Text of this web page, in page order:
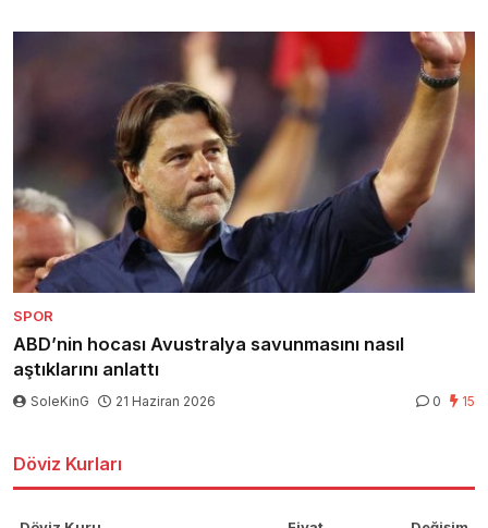
SPOR
ABD’nin hocası Avustralya savunmasını nasıl
aştıklarını anlattı
SoleKinG 21 Haziran 2026 0 15
Döviz Kurları